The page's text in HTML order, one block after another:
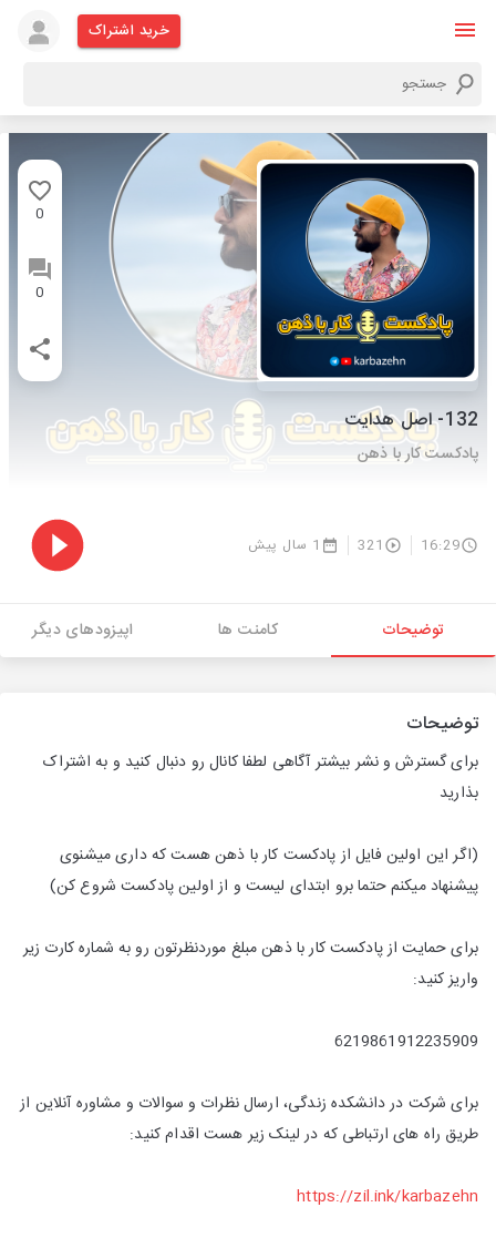
خرید اشتراک
0
0
132- اصل هدایت
پادکست کار با ذهن
16:29
321 1 سال پیش
توضیحات کامنت ها اپیزودهای دیگر
توضیحات
برای گسترش و نشر بیشتر آگاهی لطفا کانال رو دنبال کنید و به اشتراک
بذارید
(اگر این اولین فایل از پادکست کار با ذهن هست که داری میشنوی
پیشنهاد میکنم حتما برو ابتدای لیست و از اولین پادکست شروع کن)
برای حمایت از پادکست کار با ذهن مبلغ موردنظرتون رو به شماره کارت زیر
واریز کنید:
6219861912235909
برای شرکت در دانشکده زندگی، ارسال نظرات و سوالات و مشاوره آنلاین از
طریق راه های ارتباطی که در لینک زیر هست اقدام کنید:
https://zil.ink/karbazehn